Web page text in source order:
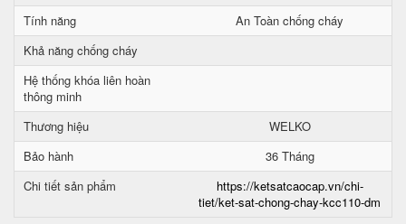
Tính năng
An Toàn chống cháy
Khả năng chống cháy
Hệ thống khóa liên hoàn
thông minh
Thương hiệu
WELKO
Bảo hành
36 Tháng
Chi tiết sản phẩm
https://ketsatcaocap.vn/chi-
tiet/ket-sat-chong-chay-kcc110-dm